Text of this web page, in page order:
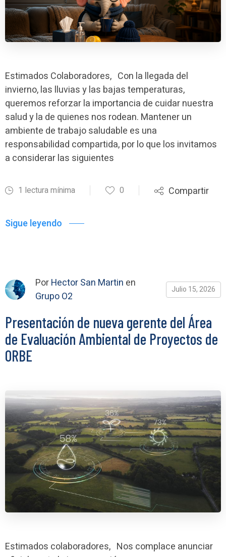
Estimados Colaboradores, Con la llegada del
invierno, las lluvias y las bajas temperaturas,
queremos reforzar la importancia de cuidar nuestra
salud y la de quienes nos rodean. Mantener un
ambiente de trabajo saludable es una
responsabilidad compartida, por lo que los invitamos
a considerar las siguientes
1 lectura mínima 0 Compartir
Sigue leyendo
PorHector San Martin en
Grupo O2
Julio 15, 2026
Presentación de nueva gerente del Área
de Evaluación Ambiental de Proyectos de
ORBE
Estimados colaboradores, Nos complace anunciar